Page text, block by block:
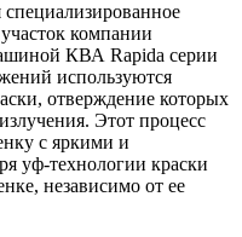
специализированное
компании
КВА Rapida серии
используются
отверждение которых
Этот процесс
с яркими и
уф-технологии краски
независимо от ее